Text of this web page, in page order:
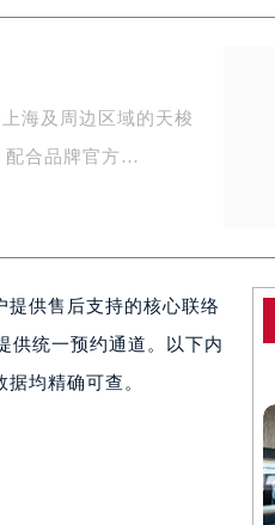
海及周边区域的天梭
配合品牌官方…
供售后支持的核心联络
供统一预约通道。以下内
均精确可查。